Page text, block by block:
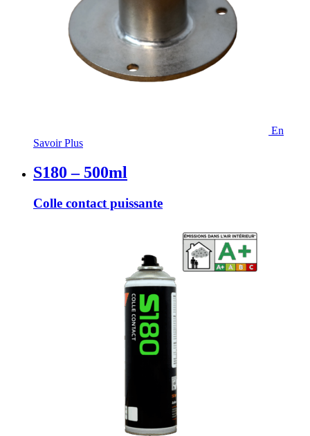
En
Savoir Plus
S180 – 500ml
Colle contact puissante